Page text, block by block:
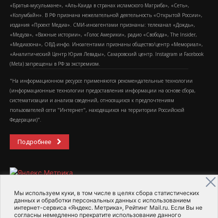
Мы используем куки, в том числе в целях сбора статистических
данных и обработки персональных данных с использованием
интернет-сервиса «Яндекс. Метрика», Рейтинг Mail.ru. Если Вы не
согласны немедленно прекратите использование данного
«Братья-мусульмане», «Аль-Каида в странах исламского Магриба», «Сеть»,
«Колумбайн». В РФ признана нежелательной деятельность «Открытой России»,
издания «Проект Медиа». СМИ-иноагентами признаны: телеканал «Дождь»,
«Медуза», «Важные истории», «Голос Америки», радио «Свобода», The Insider,
«Медиазона», ОВД-инфо. Иноагентами признаны общество/центр «Мемориал»,
«Аналитический Центр Юрия Левады», Сахаровский центр. Instagram и Facebook
(Metа) запрещены в РФ за экстремизм.
"На информационном ресурсе применяются рекомендательные технологии
(информационные технологии предоставления информации на основе сбора,
систематизации и анализа сведений, относящихся к предпочтениям
пользователей сети "Интернет", находящихся на территории Российской
Федерации)".
Подробнее
2015-2026- Информационное агентство МедиаПоток